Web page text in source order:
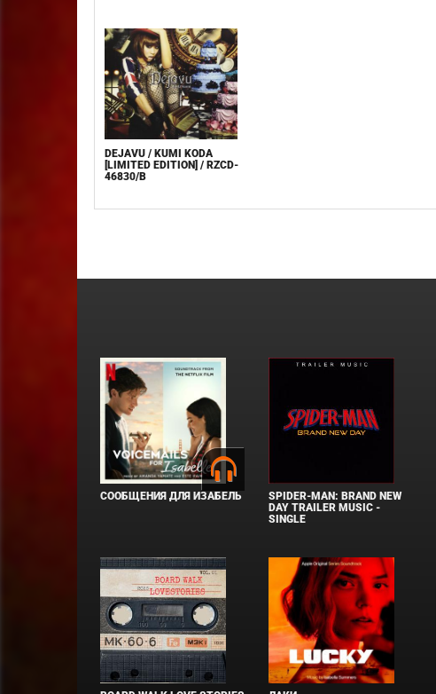
DEJAVU / KUMI KODA
[LIMITED EDITION] / RZCD-
46830/B
СООБЩЕНИЯ ДЛЯ ИЗАБЕЛЬ
SPIDER-MAN: BRAND NEW
DAY TRAILER MUSIC -
SINGLE